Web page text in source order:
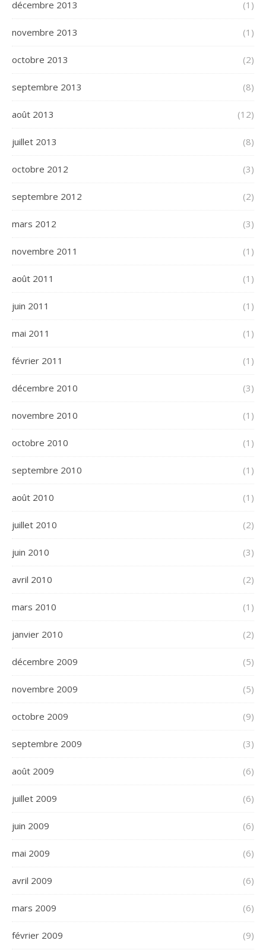
décembre 2013 (1)
novembre 2013 (1)
octobre 2013 (2)
septembre 2013 (8)
août 2013 (12)
juillet 2013 (8)
octobre 2012 (3)
septembre 2012 (2)
mars 2012 (3)
novembre 2011 (1)
août 2011 (1)
juin 2011 (1)
mai 2011 (1)
février 2011 (1)
décembre 2010 (3)
novembre 2010 (1)
octobre 2010 (1)
septembre 2010 (1)
août 2010 (1)
juillet 2010 (2)
juin 2010 (3)
avril 2010 (2)
mars 2010 (1)
janvier 2010 (2)
décembre 2009 (5)
novembre 2009 (5)
octobre 2009 (9)
septembre 2009 (3)
août 2009 (6)
juillet 2009 (6)
juin 2009 (6)
mai 2009 (6)
avril 2009 (6)
mars 2009 (6)
février 2009 (9)